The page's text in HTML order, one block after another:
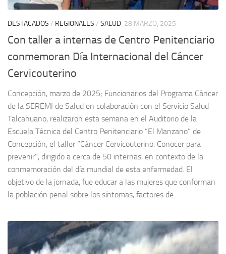
DESTACADOS / REGIONALES / SALUD 28 MARZO, 2025
Con taller a internas de Centro Penitenciario
conmemoran Día Internacional del Cáncer
Cervicouterino
Concepción, marzo de 2025; Funcionarios del Programa Cáncer
de la SEREMI de Salud en colaboración con el Servicio Salud
Talcahuano, realizaron esta semana en el Auditorio de la
Escuela Técnica del Centro Penitenciario “El Manzano” de
Concepción, el taller “Cáncer Cervicouterino: Conocer para
prevenir”, dirigido a cerca de 50 internas, en contexto de la
conmemoración del día mundial de esta enfermedad. El
objetivo de la jornada, fue educar a las mujeres que conforman
la población penal sobre los síntomas, factores de...